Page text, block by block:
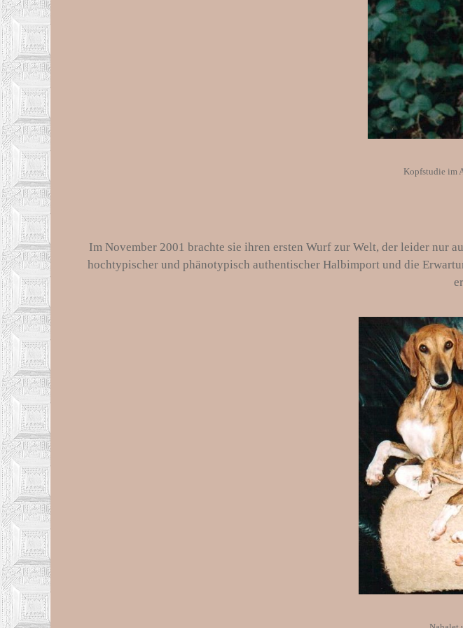
Kopfstudie im
Im November 2001 brachte sie ihren ersten Wurf zur Welt, der leider nur
hochtypischer und phänotypisch authentischer Halbimport und die